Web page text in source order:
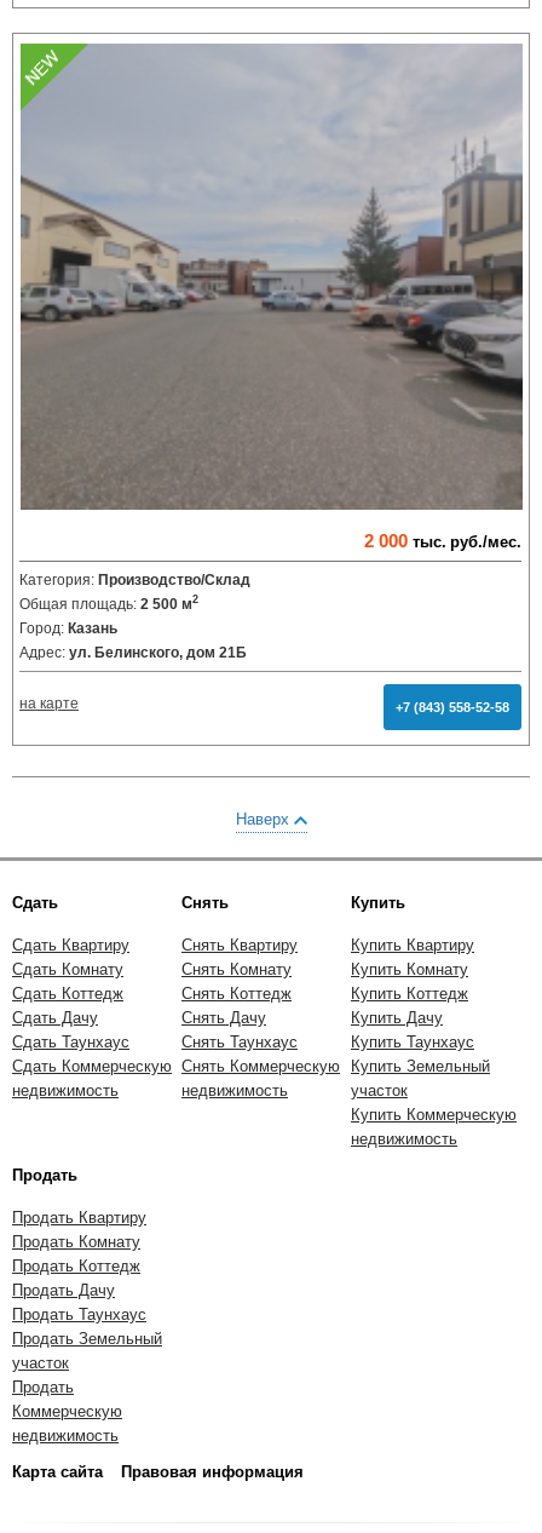
2 000 тыс. руб./мес.
Категория: Производство/Склад
Общая площадь: 2 500 м2
Город: Казань
Адрес: ул. Белинского, дом 21Б
на карте +7 (843) 558-52-58
Наверх
Сдать
Сдать Квартиру
Сдать Комнату
Сдать Коттедж
Сдать Дачу
Сдать Таунхаус
Сдать Коммерческую
недвижимость
Снять
Снять Квартиру
Снять Комнату
Снять Коттедж
Снять Дачу
Снять Таунхаус
Снять Коммерческую
недвижимость
Купить
Купить Квартиру
Купить Комнату
Купить Коттедж
Купить Дачу
Купить Таунхаус
Купить Земельный
участок
Купить Коммерческую
недвижимость
Продать
Продать Квартиру
Продать Комнату
Продать Коттедж
Продать Дачу
Продать Таунхаус
Продать Земельный
участок
Продать
Коммерческую
недвижимость
Карта сайта
Правовая информация